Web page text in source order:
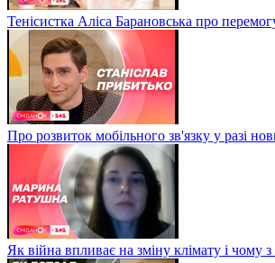
Тенісистка Аліса Барановська про
Про розвиток мобільного зв'язку у разі
Як війна впливає на зміну клімату і